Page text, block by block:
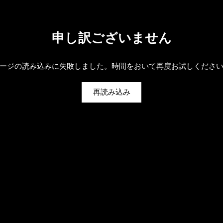
申し訳ございません
ジの読み込みに失敗しました。時間をおいて再度お試しくださ
再読み込み